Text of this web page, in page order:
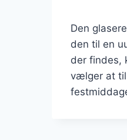
Den
den til en
der findes,
vælger at